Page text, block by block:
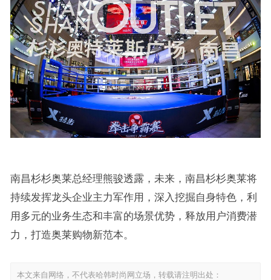
南昌杉杉奥莱总经理熊骏透露，未来，南昌杉杉奥莱将
持续发挥龙头企业主力军作用，深入挖掘自身特色，利
用多元的业务生态和丰富的场景优势，释放用户消费潜
力，打造奥莱购物新范本。
本文来自网络，不代表哈韩时尚网立场，转载请注明出处：